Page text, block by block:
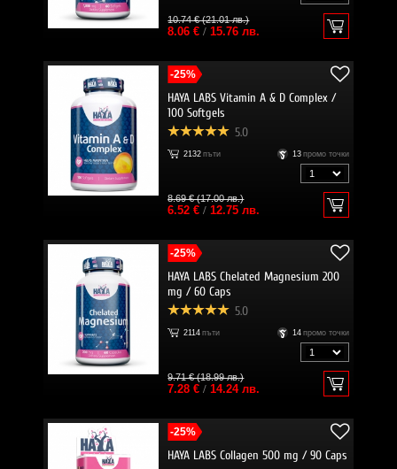
10.74 € (21.01 лв.)
8.06 €/ 15.76 лв.
-25%
HAYA LABS Vitamin A & D Complex /
100 Softgels
5.0
2132 пъти 13 промо точки
8.69 € (17.00 лв.)
6.52 €/ 12.75 лв.
-25%
HAYA LABS Chelated Magnesium 200
mg / 60 Caps
5.0
2114 пъти 14 промо точки
9.71 € (18.99 лв.)
7.28 €/ 14.24 лв.
-25%
HAYA LABS Collagen 500 mg / 90 Caps